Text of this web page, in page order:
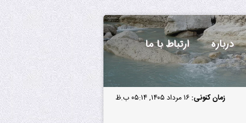
درباره ارتباط با ما
زمان کنونی: ۱۶ مرداد ۱۴۰۵, ۰۵:۱۴ ب.ظ